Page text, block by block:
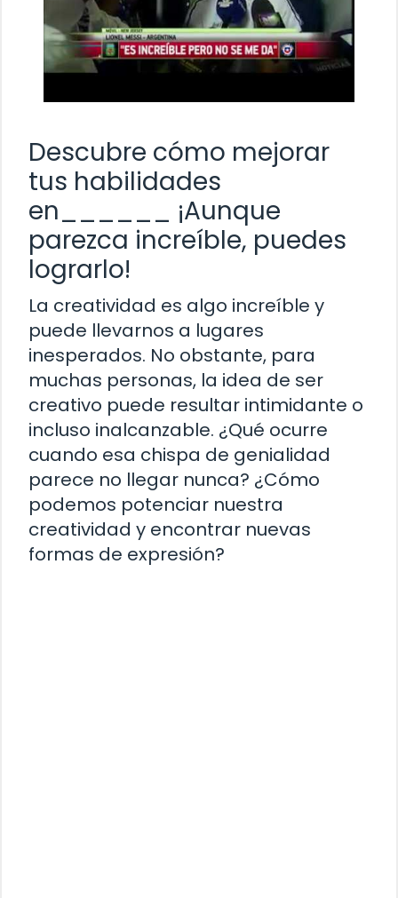
Descubre cómo mejorar
tus habilidades
en______ ¡Aunque
parezca increíble, puedes
lograrlo!
La creatividad es algo increíble y
puede llevarnos a lugares
inesperados. No obstante, para
muchas personas, la idea de ser
creativo puede resultar intimidante o
incluso inalcanzable. ¿Qué ocurre
cuando esa chispa de genialidad
parece no llegar nunca? ¿Cómo
podemos potenciar nuestra
creatividad y encontrar nuevas
formas de expresión?